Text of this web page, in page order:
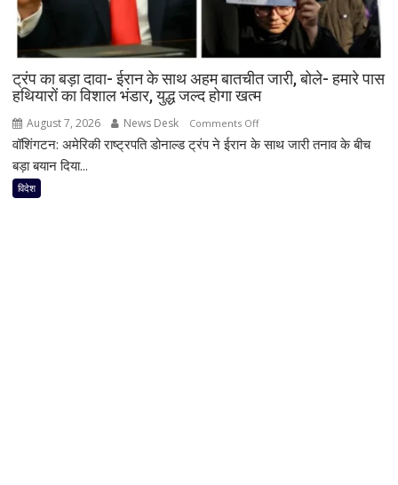
में
567
मिलियन
डॉलर
चुकाने
का
आदेश,
ट्रंप का बड़ा दावा- ईरान के साथ अहम बातचीत जारी, बोले- हमारे पास
हथियारों का विशाल भंडार, युद्ध जल्द होगा खत्म
August 7, 2026 News Desk Comments Offon
ट्रंप
वॉशिंगटन: अमेरिकी राष्ट्रपति डोनाल्ड ट्रंप ने ईरान के साथ जारी तनाव के बीच
बड़ा बयान दिया...
विदेश